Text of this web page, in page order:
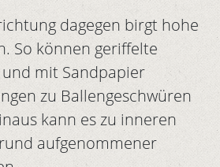
dagegen birgt hohe
So können geriffelte
mit Sandpapier
zu Ballengeschwüren
kann es zu inneren
aufgenommener